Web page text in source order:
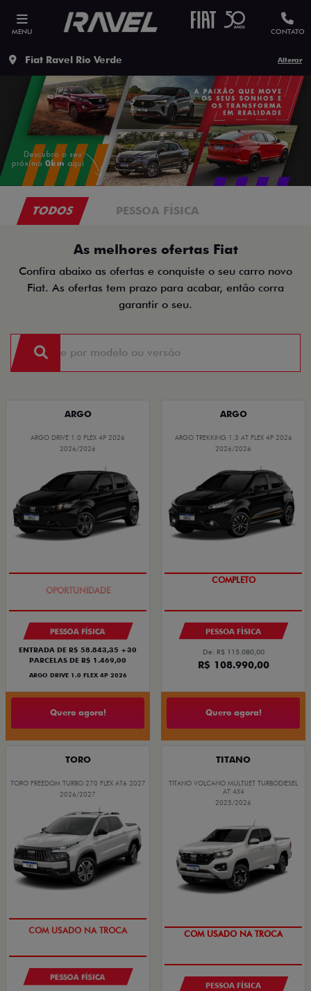
MENU CONTATO
Fiat Ravel Rio Verde Alterar
TODOS PESSOA FÍSICA
As melhores ofertas Fiat
Confira abaixo as ofertas e conquiste o seu carro novo
Fiat. As ofertas tem prazo para acabar, então corra
garantir o seu.
ARGO
ARGO DRIVE 1.0 FLEX 4P 2026
2026/2026
PESSOA FÍSICA
ENTRADA DE R$ 58.843,35 +30
PARCELAS DE R$ 1.469,00
ARGO DRIVE 1.0 FLEX 4P 2026
Quero agora!
ARGO
ARGO TREKKING 1.3 AT FLEX 4P 2026
2026/2026
COMPLETO
PESSOA FÍSICA
De: R$ 115.080,00
R$ 108.990,00
Quero agora!
TORO
TORO FREEDOM TURBO 270 FLEX AT6 2027
2026/2027
COMPLETO
PESSOA FÍSICA
TITANO
TITANO VOLCANO MULTIJET TURBODIESEL
AT 4X4
2025/2026
COM USADO NA TROCA
PESSOA FÍSICA